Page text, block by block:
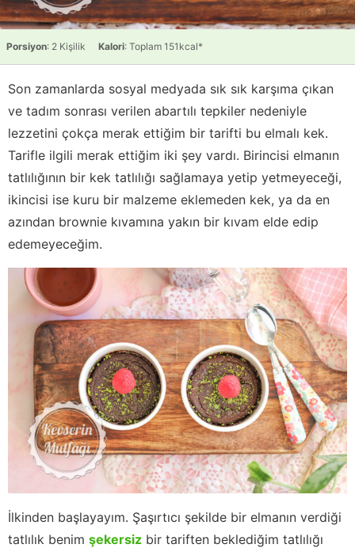
Porsiyon: 2 Kişilik Kalori: Toplam 151kcal*
Son zamanlarda sosyal medyada sık sık karşıma çıkan
ve tadım sonrası verilen abartılı tepkiler nedeniyle
lezzetini çokça merak ettiğim bir tarifti bu elmalı kek.
Tarifle ilgili merak ettiğim iki şey vardı. Birincisi elmanın
tatlılığının bir kek tatlılığı sağlamaya yetip yetmeyeceği,
ikincisi ise kuru bir malzeme eklemeden kek, ya da en
azından brownie kıvamına yakın bir kıvam elde edip
edemeyeceğim.
İlkinden başlayayım. Şaşırtıcı şekilde bir elmanın verdiği
tatlılık benim şekersiz bir tariften beklediğim tatlılığı